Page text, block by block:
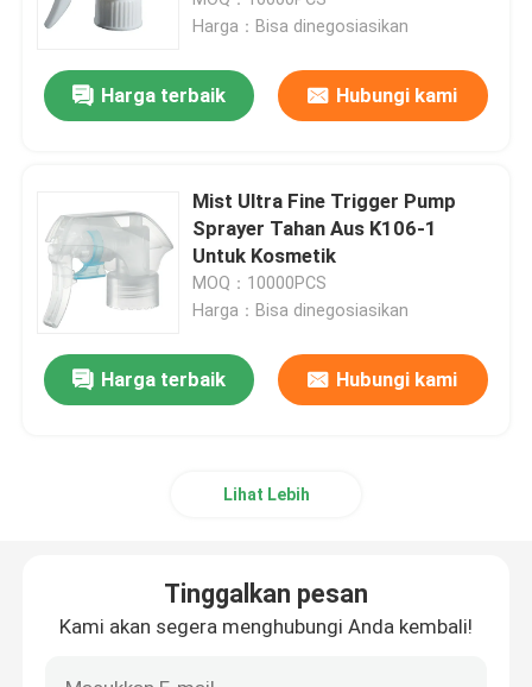
Pompa Lotion Dispenser
Pompa Perawatan Kosmetik
Pompa Busa Plastik
Penyemprot Kartu Kredit
Harga：Bisa dinegosiasikan
Harga terbaik Hubungi kami
Mist Ultra Fine Trigger Pump
Sprayer Tahan Aus K106-1
Untuk Kosmetik
MOQ：10000PCS
Harga：Bisa dinegosiasikan
Harga terbaik Hubungi kami
Lihat Lebih
Tinggalkan pesan
Kami akan segera menghubungi Anda kembali!